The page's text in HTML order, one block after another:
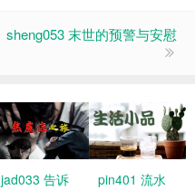
sheng053 末世的预警与安慰
jad033 告诉
pin401 流水